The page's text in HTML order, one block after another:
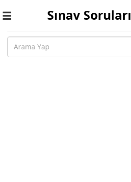
Toggle
Sınav Soruları